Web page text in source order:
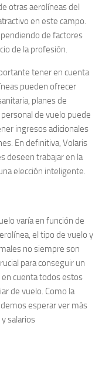
otras aerolíneas del
en este campo.
de factores
de la profesión.
tener en cuenta
pueden ofrecer
planes de
de vuelo puede
ingresos adicionales
En definitiva, Volaris
deseen trabajar en la
elección inteligente.
varía en función de
el tipo de vuelo y
no siempre son
para conseguir un
en cuenta todos estos
de vuelo. Como la
esperar ver más
salarios